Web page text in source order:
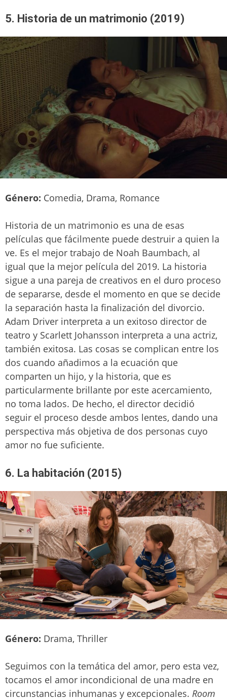
5. Historia de un matrimonio (2019)
Género: Comedia, Drama, Romance
Historia de un matrimonio es una de esas
películas que fácilmente puede destruir a quien la
ve. Es el mejor trabajo de Noah Baumbach, al
igual que la mejor película del 2019. La historia
sigue a una pareja de creativos en el duro proceso
de separarse, desde el momento en que se decide
la separación hasta la finalización del divorcio.
Adam Driver interpreta a un exitoso director de
teatro y Scarlett Johansson interpreta a una actriz,
también exitosa. Las cosas se complican entre los
dos cuando añadimos a la ecuación que
comparten un hijo, y la historia, que es
particularmente brillante por este acercamiento,
no toma lados. De hecho, el director decidió
seguir el proceso desde ambos lentes, dando una
perspectiva más objetiva de dos personas cuyo
amor no fue suficiente.
6. La habitación (2015)
Género: Drama, Thriller
Seguimos con la temática del amor, pero esta vez,
tocamos el amor incondicional de una madre en
circunstancias inhumanas y excepcionales. Room